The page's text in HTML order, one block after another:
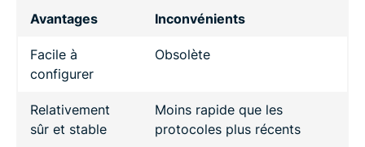
Avantages Inconvénients
Facile à
configurer
Obsolète
Relativement
sûr et stable
Moins rapide que les
protocoles plus récents